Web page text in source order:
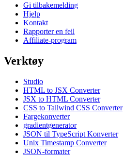
Gi tilbakemelding
Hjelp
Kontakt
Rapporter en feil
Affiliate-program
Verktøy
Studio
HTML to JSX Converter
JSX to HTML Converter
CSS to Tailwind CSS Converter
Fargekonverter
gradientgenerator
JSON til TypeScript Konverter
Unix Timestamp Converter
JSON-formater